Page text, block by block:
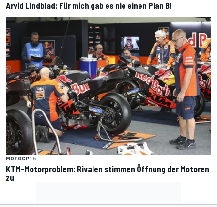
Arvid Lindblad: Für mich gab es nie einen Plan B!
MOTOGP1 h
KTM-Motorproblem: Rivalen stimmen Öffnung der Motoren
zu